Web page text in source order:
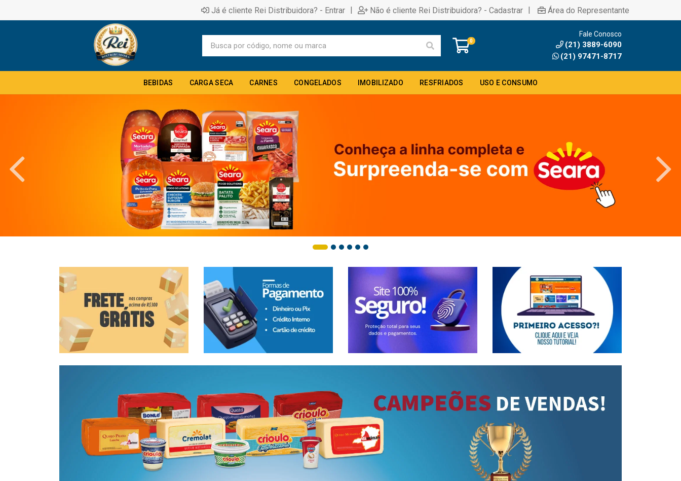
Já é cliente Rei Distribuidora? - Entrar | Não é cliente Rei Distribuidora? - Cadastrar | Área do Representante
0
Fale Conosco
(21) 3889-6090
(21) 97471-8717
BEBIDAS CARGA SECA CARNES CONGELADOS IMOBILIZADO RESFRIADOS USO E CONSUMO